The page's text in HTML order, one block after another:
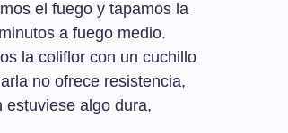
el fuego y tapamos la
a fuego medio.
la coliflor con un cuchillo
no ofrece resistencia,
estuviese algo dura,